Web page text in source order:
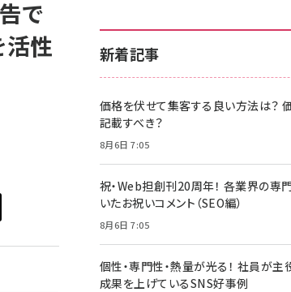
z世代 (1622)
meo (1275)
で
活性
新着記事
価格を伏せて集客する良い方法は？
記載すべき？
8月6日 7:05
祝・Web担創刊20周年！ 各業界の専
いたお祝いコメント（SEO編）
8月6日 7:05
個性・専門性・熱量が光る！ 社員が主
成果を上げているSNS好事例